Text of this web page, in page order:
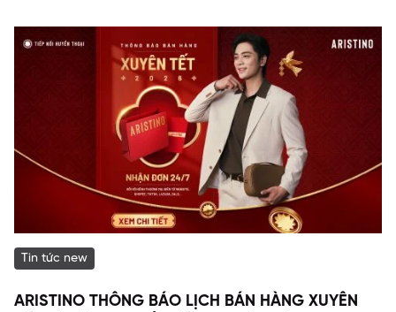
Tin tức new
ARISTINO THÔNG BÁO LỊCH BÁN HÀNG XUYÊN